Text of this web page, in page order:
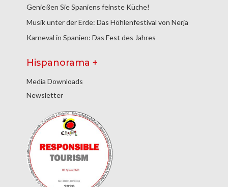
Genießen Sie Spaniens feinste Küche!
Musik unter der Erde: Das Höhlenfestival von Nerja
Karneval in Spanien: Das Fest des Jahres
Hispanorama +
Media Downloads
Newsletter